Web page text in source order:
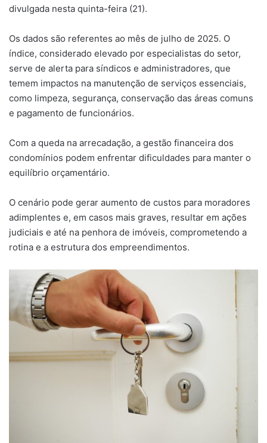
divulgada nesta quinta-feira (21).
Os dados são referentes ao mês de julho de 2025. O
índice, considerado elevado por especialistas do setor,
serve de alerta para síndicos e administradores, que
temem impactos na manutenção de serviços essenciais,
como limpeza, segurança, conservação das áreas comuns
e pagamento de funcionários.
Com a queda na arrecadação, a gestão financeira dos
condomínios podem enfrentar dificuldades para manter o
equilíbrio orçamentário.
O cenário pode gerar aumento de custos para moradores
adimplentes e, em casos mais graves, resultar em ações
judiciais e até na penhora de imóveis, comprometendo a
rotina e a estrutura dos empreendimentos.